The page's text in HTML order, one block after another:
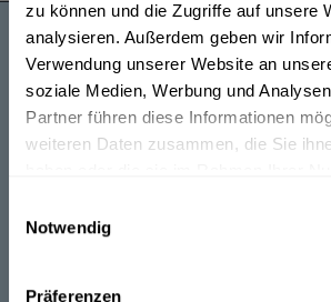
zu können und die Zugriffe auf unsere
analysieren. Außerdem geben wir
Verwendung unserer Website an
soziale Medien, Werbung und
Partner führen diese Informationen
weiteren Daten zusammen, die Sie
Notwendig
Präferenzen
Leicht & fit
Leicht & fit wird in den folgenden